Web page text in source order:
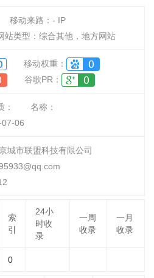
移动来路： - IP
站类型：综合其他，地方网站
移动权重：
谷歌PR：
：
名称：
06
城市联盟科技有限公司
索
引
24小
时收
录
一周
收录
一月
收录
0